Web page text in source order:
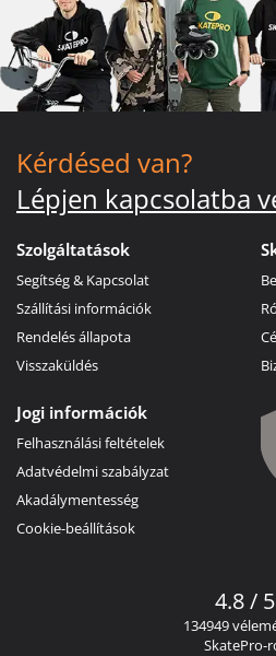
Kérdésed van?
Lépjen kapcsolatba
Szolgáltatások
Segítség & Kapcsolat
Szállítási információk
Rendelés állapota
Visszaküldés
Jogi információk
Felhasználási feltételek
Adatvédelmi szabályzat
Akadálymentesség
Cookie-beállítások
4.8 / 5
134949
SkatePro-